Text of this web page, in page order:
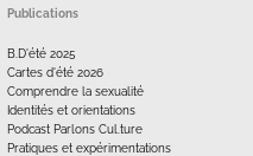
Publications
B.D'été 2025
Cartes d'été 2026
Comprendre la sexualité
Identités et orientations
Podcast Parlons Cul.ture
Pratiques et expérimentations